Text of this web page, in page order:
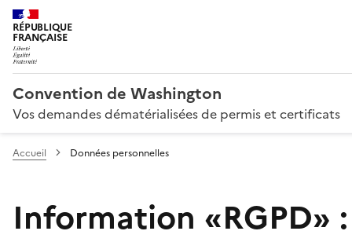
RÉPUBLIQUE
FRANÇAISE
Convention de Washington
Vos demandes dématérialisées de permis et certificats
Accueil Données personnelles
Information «RGPD»